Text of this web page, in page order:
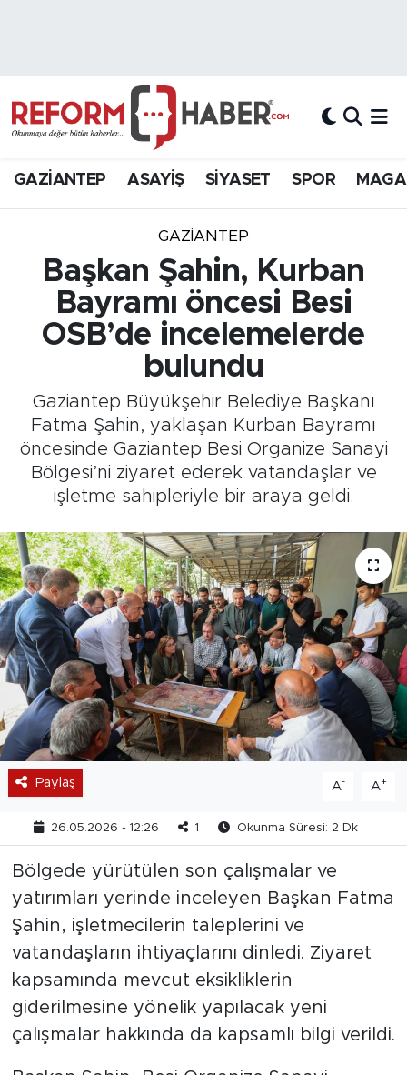
GAZİANTEP ASAYİŞ SİYASET SPOR
GAZIANTEP
Başkan Şahin, Kurban
Bayramı öncesi Besi
OSB’de incelemelerde
bulundu
Gaziantep Büyükşehir Belediye Başkanı
Fatma Şahin, yaklaşan Kurban Bayramı
öncesinde Gaziantep Besi Organize Sanayi
Bölgesi’ni ziyaret ederek vatandaşlar ve
işletme sahipleriyle bir araya geldi.
Paylaş A- A+
26.05.2026 - 12:26 1 Okunma Süresi: 2 Dk
Bölgede yürütülen son çalışmalar ve
yatırımları yerinde inceleyen Başkan Fatma
Şahin, işletmecilerin taleplerini ve
vatandaşların ihtiyaçlarını dinledi. Ziyaret
kapsamında mevcut eksikliklerin
giderilmesine yönelik yapılacak yeni
çalışmalar hakkında da kapsamlı bilgi verildi.
Hava Durumu
Süper Lig Puan Durumu ve Fikstür
Son Dakika Haberleri
Haber Arşivi